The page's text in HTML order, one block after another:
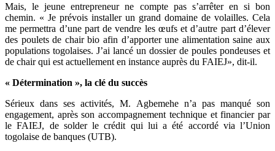
Mais, le jeune entrepreneur ne compte pas s’arrêter en si bon
chemin. « Je prévois installer un grand domaine de volailles. Cela
me permettra d’une part de vendre les œufs et d’autre part d’élever
des poulets de chair bio afin d’apporter une alimentation saine aux
populations togolaises. J’ai lancé un dossier de poules pondeuses et
de chair qui est actuellement en instance auprès du FAIEJ», dit-il.
« Détermination », la clé du succès
Sérieux dans ses activités, M. Agbemehe n’a pas manqué son
engagement, après son accompagnement technique et financier par
le FAIEJ, de solder le crédit qui lui a été accordé via l’Union
togolaise de banques (UTB).